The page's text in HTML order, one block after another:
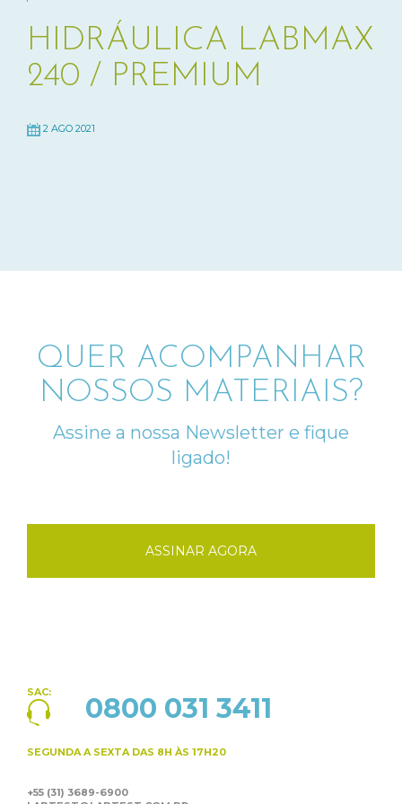
HIDRÁULICA LABMAX
240 / PREMIUM
2 AGO 2021
QUER ACOMPANHAR
NOSSOS MATERIAIS?
Assine a nossa Newsletter e fique
ligado!
ASSINAR AGORA
SAC: 0800 031 3411
SEGUNDA A SEXTA DAS 8H ÀS 17H20
+55 (31) 3689-6900